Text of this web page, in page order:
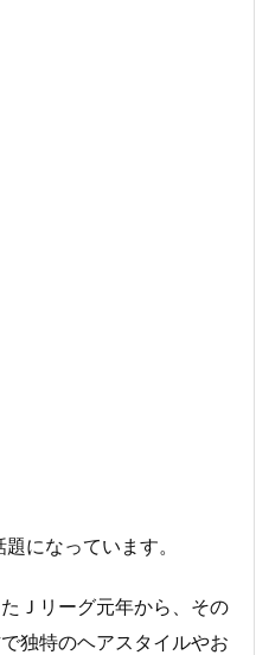
になっています。
Ｊリーグ元年から、その
独特のヘアスタイルやお